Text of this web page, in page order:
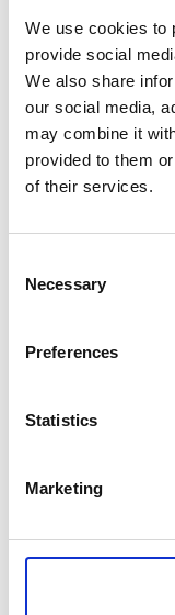
We use cookies to
provide social
We also share
our social media,
may combine it
provided to them
of their services.
Selection
Necessary
Preferences
Statistics
Marketing
Lysekils
Calla Curman
Calla Curman
(1833–1913),
Lysekil som
hur Stångehuvud
de kvarvarande
eftervärlden,